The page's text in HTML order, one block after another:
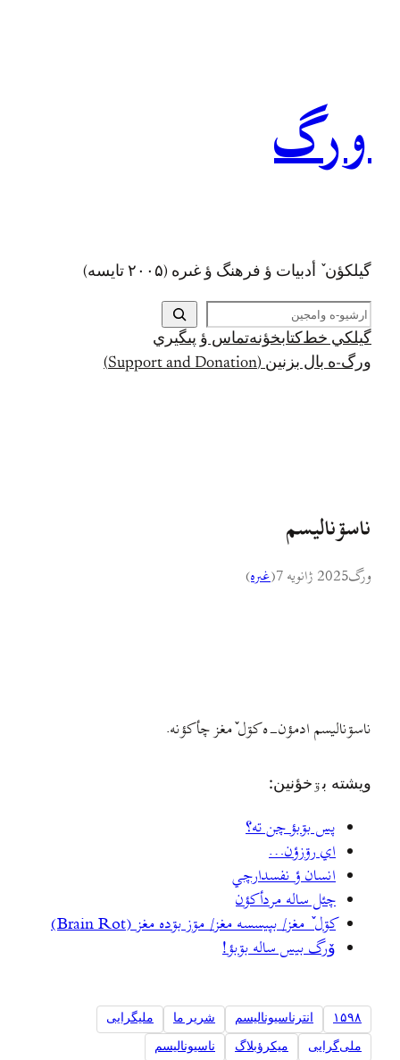
ورگ
گيلکؤن ٚ أدبیات ؤ فرهنگ ؤ غىره (۲۰۰۵ تايسه)
ج
س
ت
ج
گيلکي خط کتابخؤنهتماس ؤ پىگيري
ورگ-ه بال بزنين (Support and Donation)
ناسۊناليسم
ورگ2025 ژانویه 7 (غىره)
ناسۊناليسم ادمؤن-ه کۊل ٚمغز چأکؤنه.
ويشته بۊخؤنين:
پس بۊبؤ چن ته؟
اي رۊزؤن…
انسان ؤ نفسدارچي
چئل ساله مردأکؤن
کۊل ٚ مغز/ بپيسسه مغز/ مۊز بۊده مغز (Brain Rot)
وٚرگ بيس ساله بۊبؤ!
۱۵۹۸ انترناسیونالیسم شرير ما ملیگرایی
ملی‌گرایی ميکرؤبلاگ ناسیونالیسم